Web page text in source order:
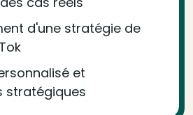
d'une stratégie de
et
stratégiques